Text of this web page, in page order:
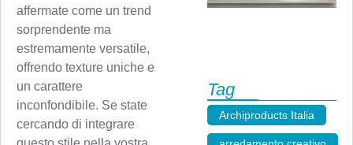
affermate come un trend
sorprendente ma
estremamente versatile,
offrendo texture uniche e
un carattere
inconfondibile. Se state
cercando di integrare
Tag
Archiproducts Italia